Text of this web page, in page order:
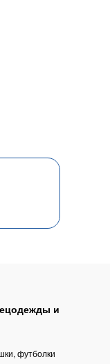
и
футболки